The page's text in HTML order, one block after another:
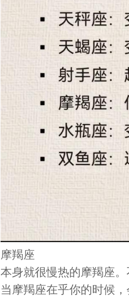
摩羯座
本身就很慢热的摩羯座
当摩羯座在乎你的时候